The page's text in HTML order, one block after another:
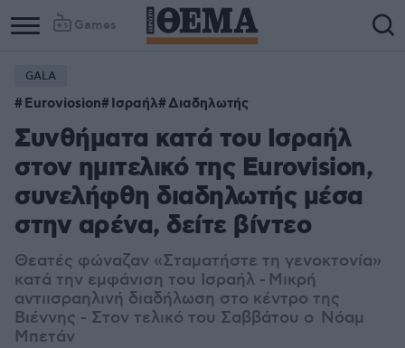
Games
GALA
Euroviosion Ισραήλ Διαδηλωτής
Συνθήματα κατά του Ισραήλ
στον ημιτελικό της Eurovision,
συνελήφθη διαδηλωτής μέσα
στην αρένα, δείτε βίντεο
Θεατές φώναζαν «Σταματήστε τη γενοκτονία»
κατά την εμφάνιση του Ισραήλ - Μικρή
αντιισραηλινή διαδήλωση στο κέντρο της
Βιέννης - Στον τελικό του Σαββάτου ο Νόαμ
Μπετάν